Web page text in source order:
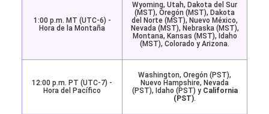
1:00 p.m. MT (UTC-6) -
Hora de la Montaña
Wyoming, Utah, Dakota del Sur
(MST), Oregón (MST), Dakota
del Norte (MST), Nuevo México,
Nevada (MST), Nebraska (MST),
Montana, Kansas (MST), Idaho
(MST), Colorado y Arizona.
12:00 p.m. PT (UTC-7) -
Hora del Pacífico
Washington, Oregón (PST),
Nuevo Hampshire, Nevada
(PST), Idaho (PST) y California
(PST).